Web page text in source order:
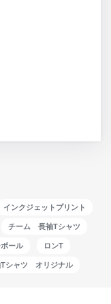
インクジェットプリント
チーム 長袖Tシャツ
ール ロンT
Tシャツ オリジナル